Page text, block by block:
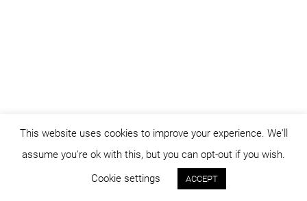
© dicositiganas 2026
This website uses cookies to improve your experience. We'll
assume you're ok with this, but you can opt-out if you wish.
Cookie settings
ACCEPT